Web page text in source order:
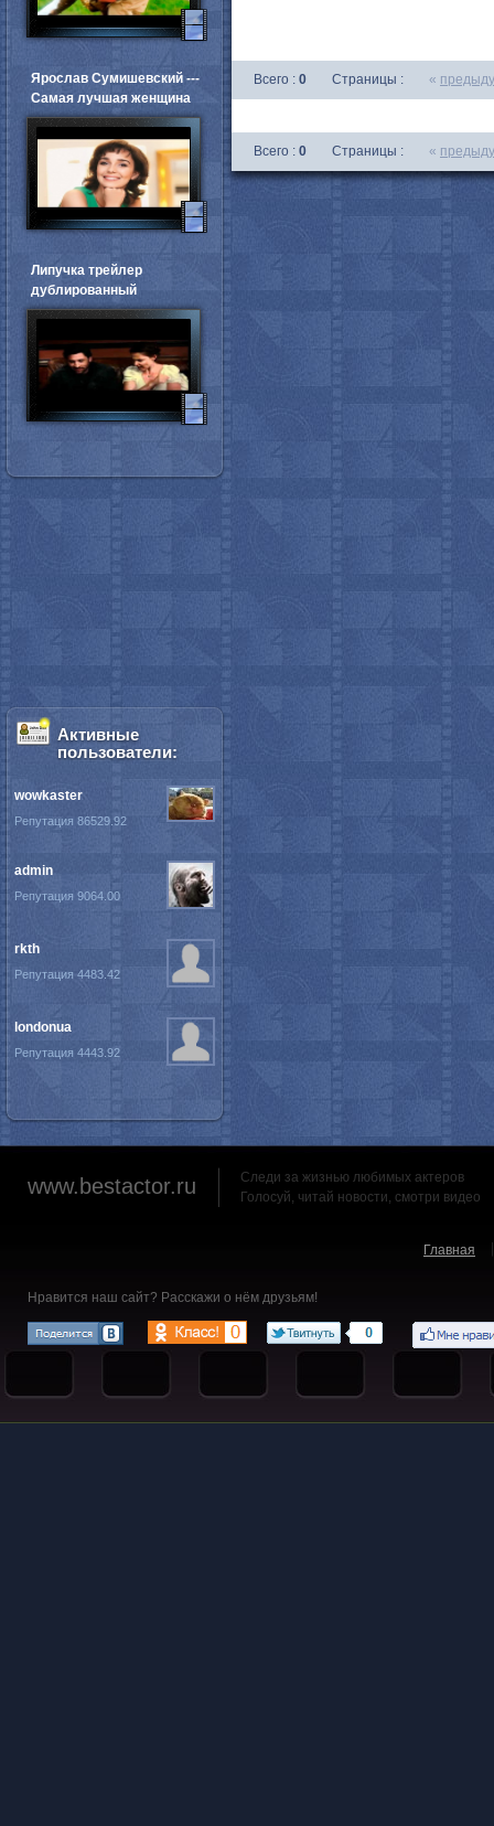
Всего : 0 Страницы : «
Всего : 0 Страницы : «
Ярослав Сумишевский ---
Самая лучшая женщина
Липучка трейлер
дублированный
Активные
пользователи:
wowkaster
Репутация 86529.92
admin
Репутация 9064.00
rkth
Репутация 4483.42
londonua
Репутация 4443.92
www.bestactor.ru
Следи за жизнью любимых актеров
Голосуй, читай новости, смотри видео
Главная
Нравится наш сайт? Расскажи о нём друзьям!